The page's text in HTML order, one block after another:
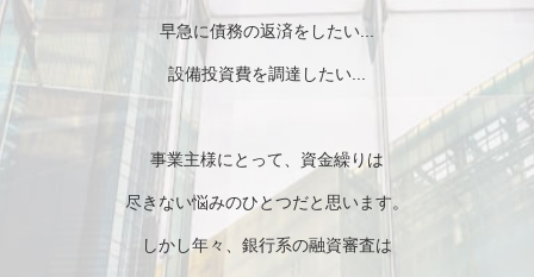
早急に債務の返済をしたい...
設備投資費を調達したい...
事業主様にとって、資金繰りは
尽きない悩みのひとつだと思います。
しかし年々、銀行系の融資審査は